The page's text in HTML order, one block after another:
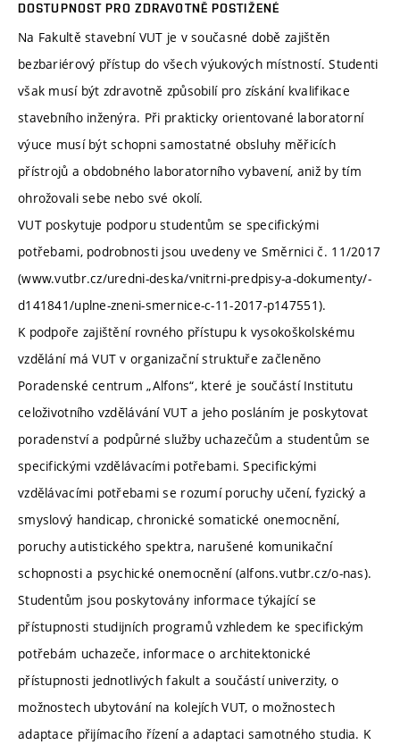
DOSTUPNOST PRO ZDRAVOTNĚ POSTIŽENÉ
Na Fakultě stavební VUT je v současné době zajištěn
bezbariérový přístup do všech výukových místností. Studenti
však musí být zdravotně způsobilí pro získání kvalifikace
stavebního inženýra. Při prakticky orientované laboratorní
výuce musí být schopni samostatné obsluhy měřicích
přístrojů a obdobného laboratorního vybavení, aniž by tím
ohrožovali sebe nebo své okolí.
VUT poskytuje podporu studentům se specifickými
potřebami, podrobnosti jsou uvedeny ve Směrnici č. 11/2017
(www.vutbr.cz/uredni-deska/vnitrni-predpisy-a-dokumenty/-
d141841/uplne-zneni-smernice-c-11-2017-p147551).
K podpoře zajištění rovného přístupu k vysokoškolskému
vzdělání má VUT v organizační struktuře začleněno
Poradenské centrum „Alfons“, které je součástí Institutu
celoživotního vzdělávání VUT a jeho posláním je poskytovat
poradenství a podpůrné služby uchazečům a studentům se
specifickými vzdělávacími potřebami. Specifickými
vzdělávacími potřebami se rozumí poruchy učení, fyzický a
smyslový handicap, chronické somatické onemocnění,
poruchy autistického spektra, narušené komunikační
schopnosti a psychické onemocnění (alfons.vutbr.cz/o-nas).
Studentům jsou poskytovány informace týkající se
přístupnosti studijních programů vzhledem ke specifickým
potřebám uchazeče, informace o architektonické
přístupnosti jednotlivých fakult a součástí univerzity, o
možnostech ubytování na kolejích VUT, o možnostech
adaptace přijímacího řízení a adaptaci samotného studia. K